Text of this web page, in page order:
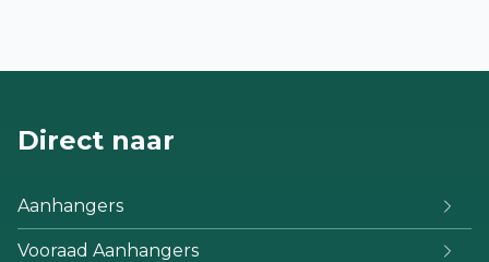
Direct naar
Aanhangers
Vooraad Aanhangers